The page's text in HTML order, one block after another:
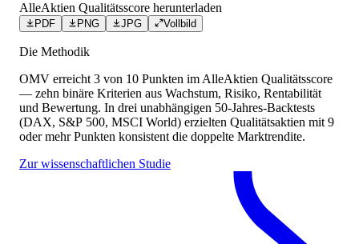
AlleAktien Qualitätsscore herunterladen
PDF PNG JPG Vollbild
Die Methodik
OMV erreicht 3 von 10 Punkten im AlleAktien Qualitätsscore
— zehn binäre Kriterien aus Wachstum, Risiko, Rentabilität
und Bewertung. In drei unabhängigen 50-Jahres-Backtests
(DAX, S&P 500, MSCI World) erzielten Qualitätsaktien mit 9
oder mehr Punkten konsistent die doppelte Marktrendite.
Zur wissenschaftlichen Studie